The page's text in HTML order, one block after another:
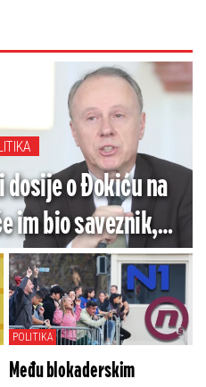
o Đokiću na
im bio saveznik,
- Ovo mu
na teret
POLITIKA
Među blokaderskim